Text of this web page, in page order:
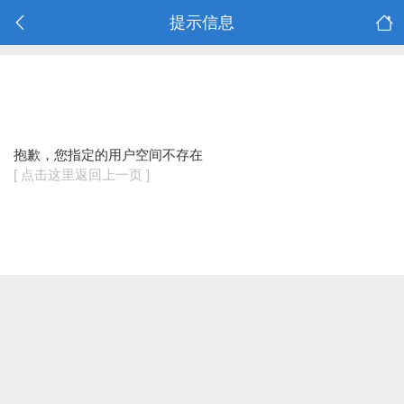
提示信息
抱歉，您指定的用户空间不存在
[ 点击这里返回上一页 ]